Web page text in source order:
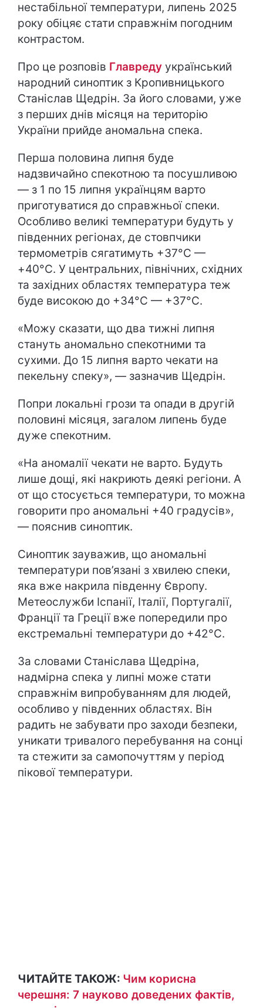
нестабільної температури, липень 2025
року обіцяє стати справжнім погодним
контрастом.
Про це розповів Главреду український
народний синоптик з Кропивницького
Станіслав Щедрін. За його словами, уже
з перших днів місяця на територію
України прийде аномальна спека.
Перша половина липня буде
надзвичайно спекотною та посушливою
— з 1 по 15 липня українцям варто
приготуватися до справжньої спеки.
Особливо великі температури будуть у
південних регіонах, де стовпчики
термометрів сягатимуть +37°C —
+40°C. У центральних, північних, східних
та західних областях температура теж
буде високою до +34°C — +37°C.
«Можу сказати, що два тижні липня
стануть аномально спекотними та
сухими. До 15 липня варто чекати на
пекельну спеку», — зазначив Щедрін.
Попри локальні грози та опади в другій
половині місяця, загалом липень буде
дуже спекотним.
«На аномалії чекати не варто. Будуть
лише дощі, які накриють деякі регіони. А
от що стосується температури, то можна
говорити про аномальні +40 градусів»,
— пояснив синоптик.
Синоптик зауважив, що аномальні
температури пов’язані з хвилею спеки,
яка вже накрила південну Європу.
Метеослужби Іспанії, Італії, Португалії,
Франції та Греції вже попередили про
екстремальні температури до +42°C.
За словами Станіслава Щедріна,
надмірна спека у липні може стати
справжнім випробуванням для людей,
особливо у південних областях. Він
радить не забувати про заходи безпеки,
уникати тривалого перебування на сонці
та стежити за самопочуттям у період
пікової температури.
ЧИТАЙТЕ ТАКОЖ: Чим корисна
черешня: 7 науково доведених фактів,